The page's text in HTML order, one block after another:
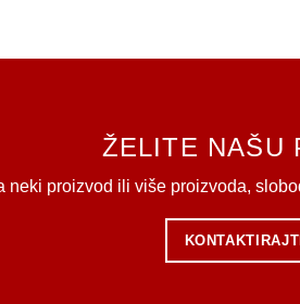
ŽELITE NAŠU
neki proizvod ili više proizvoda,